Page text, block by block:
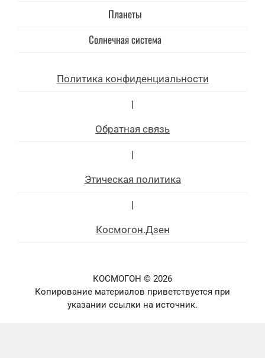
Планеты
Солнечная система
Политика конфиденциальности
|
Обратная связь
|
Этическая политика
|
Космогон.Дзен
КОСМОГОН © 2026
Копирование материалов приветствуется при
указании ссылки на источник.